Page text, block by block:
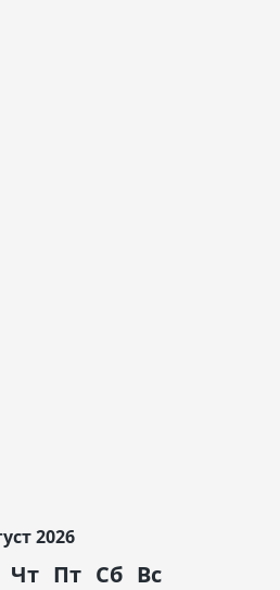
2026
Чт Пт Сб Вс